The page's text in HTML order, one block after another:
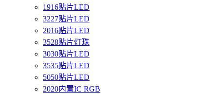
1916贴片LED
3227贴片LED
2016贴片LED
3528贴片灯珠
3030贴片LED
3535贴片LED
5050贴片LED
2020内置IC RGB